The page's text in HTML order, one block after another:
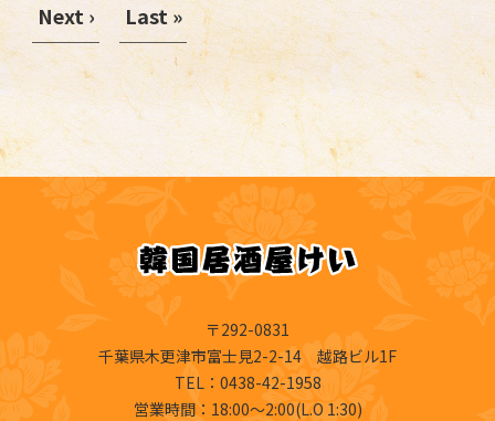
Next ›
Last »
〒292-0831
千葉県木更津市富士見2-2-14 越路ビル1F
TEL：0438-42-1958
営業時間：18:00～2:00(L.O 1:30)